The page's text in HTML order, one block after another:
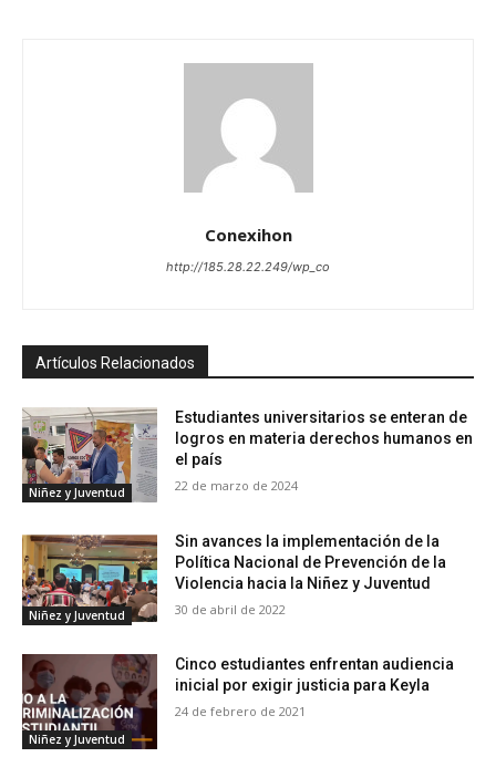
Conexihon
http://185.28.22.249/wp_co
Artículos Relacionados
Niñez y Juventud
Estudiantes universitarios se enteran de
logros en materia derechos humanos en
el país
22 de marzo de 2024
Niñez y Juventud
Sin avances la implementación de la
Política Nacional de Prevención de la
Violencia hacia la Niñez y Juventud
30 de abril de 2022
Niñez y Juventud
Cinco estudiantes enfrentan audiencia
inicial por exigir justicia para Keyla
24 de febrero de 2021